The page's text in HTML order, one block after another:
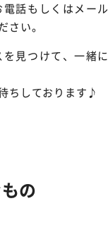
話もしくはメール
さい。
見つけて、一緒に
ちしております♪
の